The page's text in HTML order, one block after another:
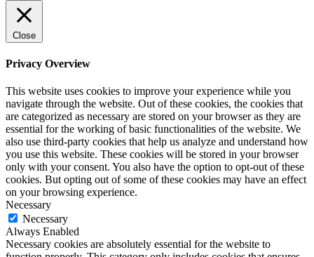
Close
Privacy Overview
This website uses cookies to improve your experience while you
navigate through the website. Out of these cookies, the cookies that
are categorized as necessary are stored on your browser as they are
essential for the working of basic functionalities of the website. We
also use third-party cookies that help us analyze and understand how
you use this website. These cookies will be stored in your browser
only with your consent. You also have the option to opt-out of these
cookies. But opting out of some of these cookies may have an effect
on your browsing experience.
Necessary
Necessary
Always Enabled
Necessary cookies are absolutely essential for the website to